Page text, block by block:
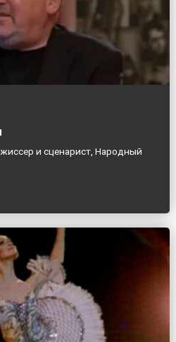
и сценарист, Народный